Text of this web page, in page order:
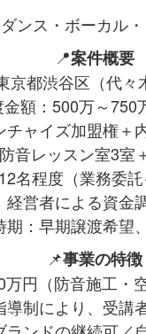
ンス・ボーカル
📍案件概要
京都渋谷区（代々
金額：500万～750
チャイズ加盟権＋
音レッスン室3室
名程度（業務委
経営者による資金
期：早期譲渡希望
📌事業の特徴
円（防音施工・
導制により、受講